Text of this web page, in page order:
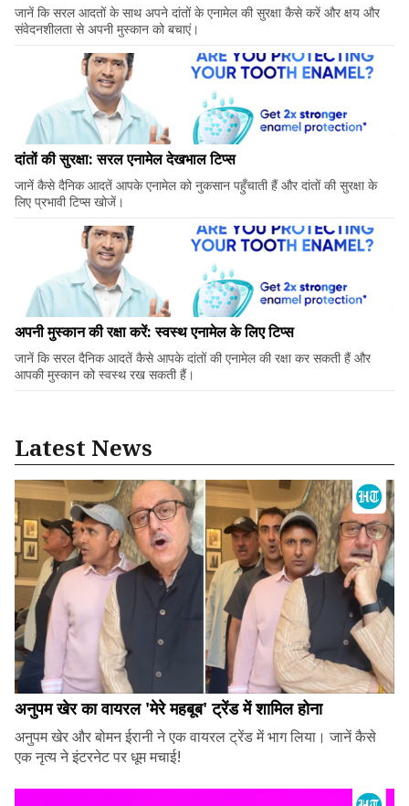
जानें कि सरल आदतों के साथ अपने दांतों के एनामेल की सुरक्षा कैसे करें और क्षय और
संवेदनशीलता से अपनी मुस्कान को बचाएं।
दांतों की सुरक्षा: सरल एनामेल देखभाल टिप्स
जानें कैसे दैनिक आदतें आपके एनामेल को नुकसान पहुँचाती हैं और दांतों की सुरक्षा के
लिए प्रभावी टिप्स खोजें।
अपनी मुस्कान की रक्षा करें: स्वस्थ एनामेल के लिए टिप्स
जानें कि सरल दैनिक आदतें कैसे आपके दांतों की एनामेल की रक्षा कर सकती हैं और
आपकी मुस्कान को स्वस्थ रख सकती हैं।
Latest News
अनुपम खेर का वायरल 'मेरे महबूब' ट्रेंड में शामिल होना
अनुपम खेर और बोमन ईरानी ने एक वायरल ट्रेंड में भाग लिया। जानें कैसे
एक नृत्य ने इंटरनेट पर धूम मचाई!